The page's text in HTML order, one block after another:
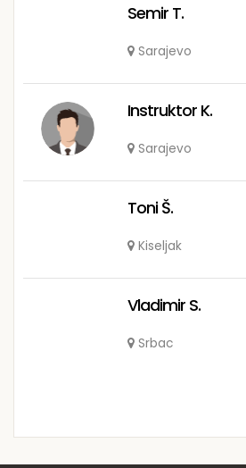
Semir T.
Sarajevo
Instruktor K.
Sarajevo
Toni Š.
Kiseljak
Vladimir S.
Srbac